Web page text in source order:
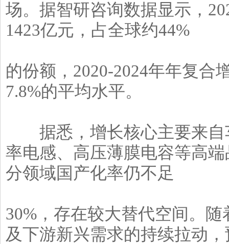
场。据智研咨询数据显示，
1423亿元，占全球约44%
的份额，2020-2024年年复合
7.8%的平均水平。
据悉，增长核心主要来自
率电感、高压薄膜电容等高
分领域国产化率仍不足
30%，存在较大替代空间。
及下游新兴需求的持续拉动